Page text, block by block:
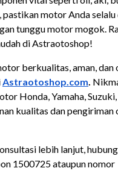
pastikan motor Anda selalu
tunggu motor mogok.
di Astraotoshop!
berkualitas, aman, dan
Astraotoshop.com
Honda, Yamaha,
kualitas dan pengiriman
lebih lanjut,
1500725 ataupun nomor